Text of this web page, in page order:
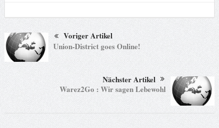
Voriger Artikel
Union-District goes Online!
Nächster Artikel
Warez2Go : Wir sagen Lebewohl